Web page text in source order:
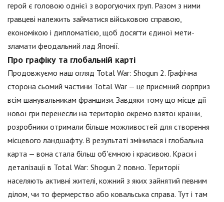
герой є головою однієї з ворогуючих груп. Разом з ними
гравцеві належить займатися військовою справою,
економікою і дипломатією, щоб досягти єдиної мети-
зламати феодальний лад Японії.
Про графіку та глобальній карті
Продовжуємо наш огляд Total War: Shogun 2. Графічна
сторона сьомий частини Total War — це приємний сюрприз
всім шанувальникам франшизи. Завдяки тому що місце дії
нової гри перенесли на територію окремо взятої країни,
розробники отримали більше можливостей для створення
місцевого ландшафту. В результаті змінилася і глобальна
карта — вона стала більш об'ємною і красивою. Краси і
деталізації в Total War: Shogun 2 повно. Території
населяють активні жителі, кожний з яких зайнятий певним
ділом, чи то фермерство або ковальська справа. Тут і там